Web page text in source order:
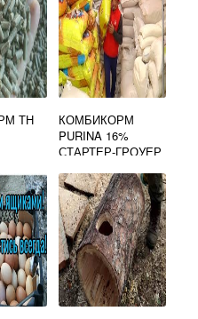
ТН
КОМБИКОРМ
PURINA 16%
СТАРТЕР-ГРОУЕР